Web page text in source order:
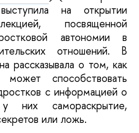
на открытии
посвященной
автономии в
отношений. В
рассказывала о том, как
способствовать
с информацией о
них самораскрытие,
или ложь.